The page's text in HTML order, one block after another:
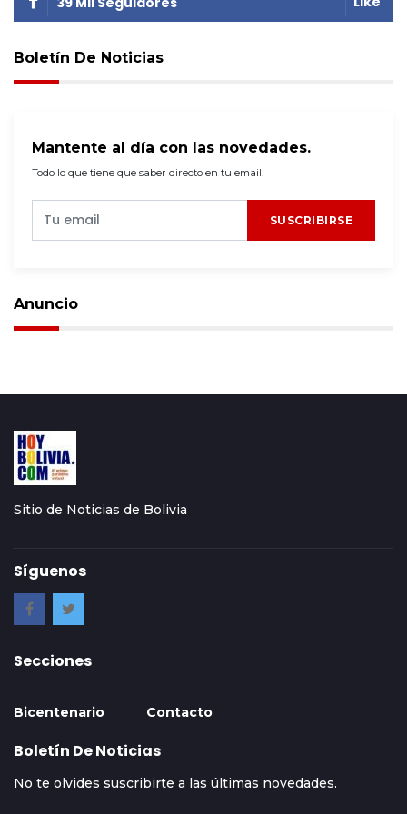
Boletín De Noticias
Mantente al día con las novedades.
Todo lo que tiene que saber directo en tu email.
SUSCRIBIRSE
Anuncio
Sitio de Noticias de Bolivia
Síguenos
Secciones
Bicentenario Contacto
Boletín De Noticias
No te olvides suscribirte a las últimas novedades.